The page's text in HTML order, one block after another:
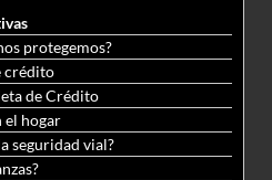
protegemos?
crédito
de Crédito
el hogar
seguridad vial?